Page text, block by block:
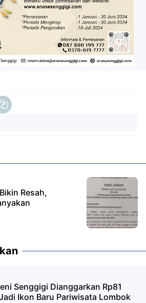
Resah,
Senggigi Dianggarkan Rp81
Ikon Baru Pariwisata Lombok